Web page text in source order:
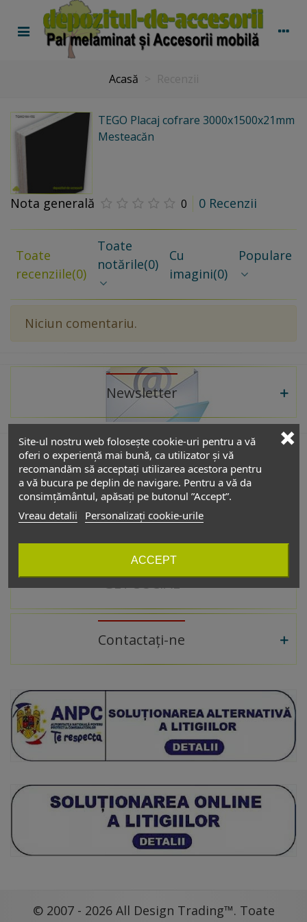
Acasă
TEGO Placaj cofrare 3000x1500x21mm
Mesteacăn
Nota generală 0 0 Recenzii
Toate
recenziile(0)
Toate
notările(0)
Cu
imagini(0)
Populare
Niciun comentariu.
Site-ul nostru web folosește cookie-uri pentru a vă
oferi o experiență mai bună, ca utilizator și vă
recomandăm să acceptați utilizarea acestora pentru
a vă bucura pe deplin de navigare. Pentru a vă da
consimțământul, apăsați pe butonul ”Accept”.
Vreau detalii
Personalizați cookie-urile
ACCEPT
Newsletter
De interes
Catalog
GET SOCIAL
Contactați-ne
© 2007 - 2026 All Design Trading™. Toate